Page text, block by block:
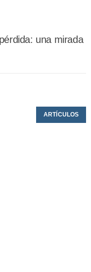
una mirada
ARTÍCULOS